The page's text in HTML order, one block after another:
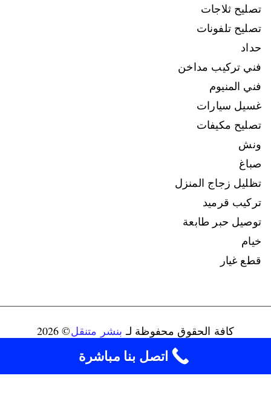
تصليح ثلاجات
تصليح تلفونات
حداد
فني تركيب مداخن
فني المنيوم
غسيل سيارات
تصليح مكيفات
ونش
صباغ
تظليل زجاج المنزل
تركيب قرميد
توصيل حبر طابعة
خيام
قطع غيار
كافة الحقوق محفوظة لـ بنشر متنقل© 2026
connect@ads-kuwait.net
+96598080146‬اتصل بنا مباشرة